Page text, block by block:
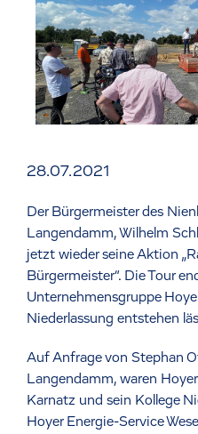
28.07.2021
Der Bürgermeister des
Langendamm, Wilhelm
jetzt wieder seine Aktion
Bürgermeister“. Die Tour
Unternehmensgruppe
Niederlassung entstehen
Auf Anfrage von Stephan
Langendamm, waren
Karnatz und sein Kollege
Hoyer Energie-Service